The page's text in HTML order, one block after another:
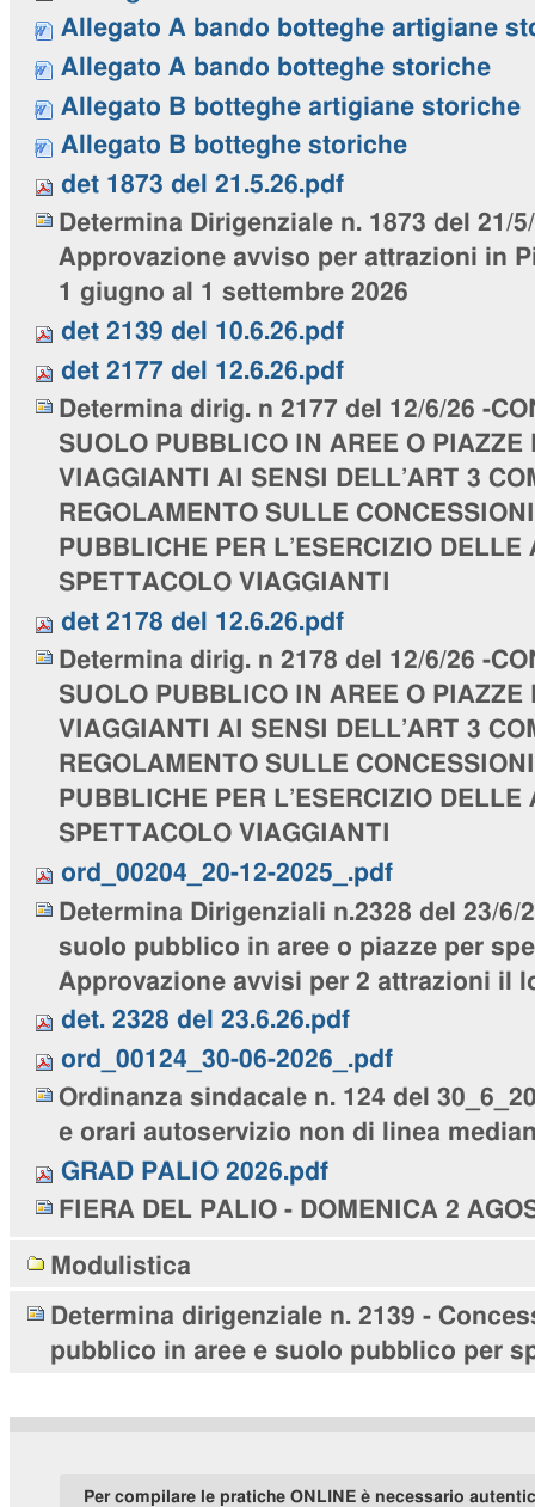
Allegato A bando botteghe artigiane
Allegato A bando botteghe storiche
Allegato B botteghe artigiane storiche
Allegato B botteghe storiche
det 1873 del 21.5.26.pdf
Determina Dirigenziale n. 1873 del 21/
Approvazione avviso per attrazioni in
1 giugno al 1 settembre 2026
det 2139 del 10.6.26.pdf
det 2177 del 12.6.26.pdf
Determina dirig. n 2177 del 12/6/26 -
SUOLO PUBBLICO IN AREE O PIAZZE
VIAGGIANTI AI SENSI DELL’ART 3
REGOLAMENTO SULLE
PUBBLICHE PER L’ESERCIZIO DELLE
SPETTACOLO VIAGGIANTI
det 2178 del 12.6.26.pdf
Determina dirig. n 2178 del 12/6/26 -
SUOLO PUBBLICO IN AREE O PIAZZE
VIAGGIANTI AI SENSI DELL’ART 3
REGOLAMENTO SULLE
PUBBLICHE PER L’ESERCIZIO DELLE
SPETTACOLO VIAGGIANTI
ord_00204_20-12-2025_.pdf
Determina Dirigenziali n.2328 del 23/6/
suolo pubblico in aree o piazze per
Approvazione avvisi per 2 attrazioni il
det. 2328 del 23.6.26.pdf
ord_00124_30-06-2026_.pdf
Ordinanza sindacale n. 124 del
e orari autoservizio non di linea
GRAD PALIO 2026.pdf
FIERA DEL PALIO - DOMENICA 2
Modulistica
Determina dirigenziale n. 2139 -
pubblico in aree e suolo pubblico per
Per compilare le pratiche ONLINE è necessario